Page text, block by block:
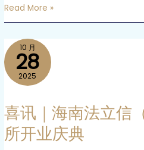
技
产
集
团
有
责
任
公
Read More »
10 月
28
2025
喜讯｜海南法立信
所开业庆典
喜
讯
｜
南
法
立